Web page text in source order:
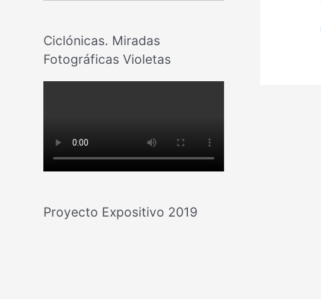
Ciclónicas. Miradas
Fotográficas Violetas
Proyecto Expositivo 2019